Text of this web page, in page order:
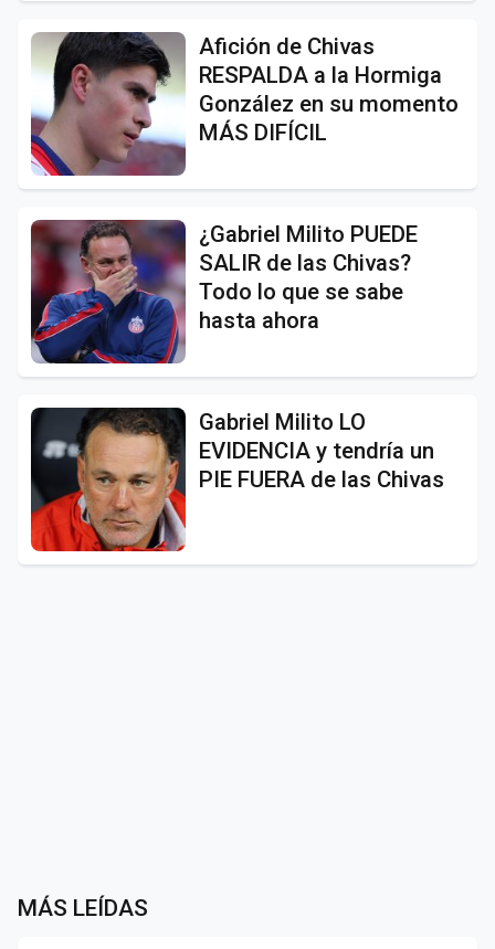
Afición de Chivas
RESPALDA a la Hormiga
González en su momento
MÁS DIFÍCIL
¿Gabriel Milito PUEDE
SALIR de las Chivas?
Todo lo que se sabe
hasta ahora
Gabriel Milito LO
EVIDENCIA y tendría un
PIE FUERA de las Chivas
MÁS LEÍDAS